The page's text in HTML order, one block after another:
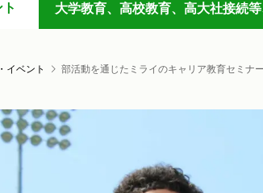
大学教育、高校教育、高大社接続
イベント 部活動を通じたミライのキャリア教育セミナー